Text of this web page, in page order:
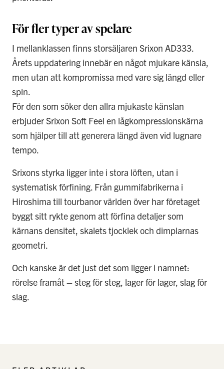
För fler typer av spelare
I mellanklassen finns storsäljaren Srixon AD333.
Årets uppdatering innebär en något mjukare känsla,
men utan att kompromissa med vare sig längd eller
spin.
För den som söker den allra mjukaste känslan
erbjuder Srixon Soft Feel en lågkompressionskärna
som hjälper till att generera längd även vid lugnare
tempo.
Srixons styrka ligger inte i stora löften, utan i
systematisk förfining. Från gummifabrikerna i
Hiroshima till tourbanor världen över har företaget
byggt sitt rykte genom att förfina detaljer som
kärnans densitet, skalets tjocklek och dimplarnas
geometri.
Och kanske är det just det som ligger i namnet:
rörelse framåt – steg för steg, lager för lager, slag för
slag.